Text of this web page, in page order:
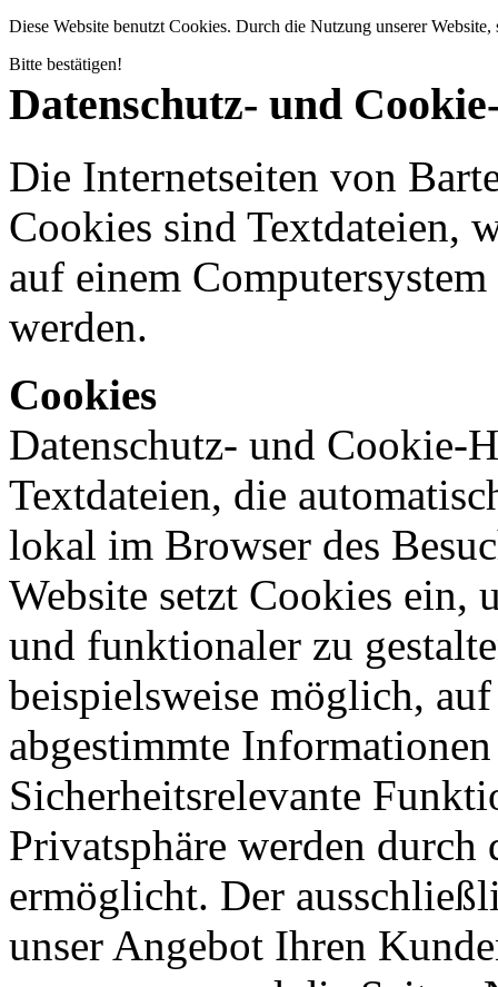
Diese Website benutzt Cookies. Durch die Nutzung unserer
Bitte bestätigen!
Datenschutz- und
Die Internetseiten von
Cookies sind Textdateien,
auf einem
werden.
Cookies
Datenschutz- und Cookie-
Textdateien, die
lokal im Browser des
Website setzt Cookies ein,
und funktionaler zu
beispielsweise möglich,
abgestimmte
Sicherheitsrelevante
Privatsphäre werden
ermöglicht. Der
unser Angebot Ihren